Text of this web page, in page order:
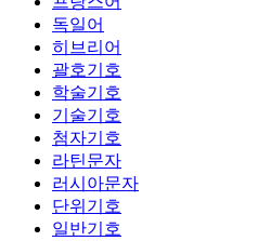
독일어
히브리어
괄호기호
학술기호
기술기호
첨자기호
라틴문자
러시아문자
단위기호
일반기호